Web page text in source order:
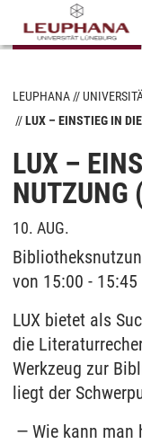
LEUPHANA
LUX – EINSTIEG IN
LUX –
NUTZUNG
10. AUG.
von 15:00 - 15:45
LUX bietet als
die
Werkzeug zur
liegt der
Wie kann man